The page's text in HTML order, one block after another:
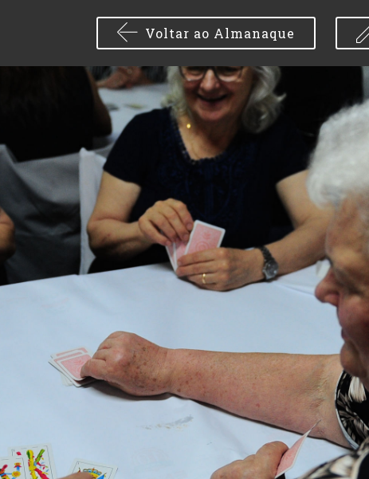
Voltar ao Almanaque